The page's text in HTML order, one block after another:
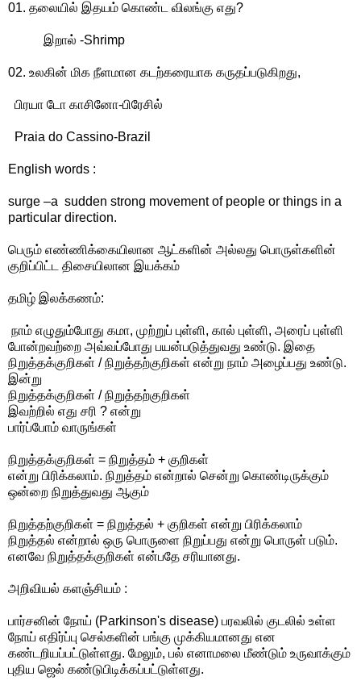
01. தலையில் இதயம் கொண்ட விலங்கு எது?
இறால் -Shrimp
02. உலகின் மிக நீளமான கடற்கரையாக கருதப்படுகிறது,
பிரயா டோ காசினோ-பிரேசில்
Praia do Cassino-Brazil
English words :
surge –a sudden strong movement of people or things in a
particular direction.
பெரும் எண்ணிக்கையிலான ஆட்களின் அல்லது பொருள்களின்
குறிப்பிட்ட திசையிலான இயக்கம்
தமிழ் இலக்கணம்:
நாம் எழுதும்போது கமா, முற்றுப் புள்ளி, கால் புள்ளி, அரைப் புள்ளி
போன்றவற்றை அவ்வப்போது பயன்படுத்துவது உண்டு. இதை
நிறுத்தக்குறிகள் / நிறுத்தற்குறிகள் என்று நாம் அழைப்பது உண்டு.
இன்று
நிறுத்தக்குறிகள் / நிறுத்தற்குறிகள்
இவற்றில் எது சரி ? என்று
பார்ப்போம் வாருங்கள்
நிறுத்தக்குறிகள் = நிறுத்தம் + குறிகள்
என்று பிரிக்கலாம். நிறுத்தம் என்றால் சென்று கொண்டிருக்கும்
ஒன்றை நிறுத்துவது ஆகும்
நிறுத்தற்குறிகள் = நிறுத்தல் + குறிகள் என்று பிரிக்கலாம்
நிறுத்தல் என்றால் ஒரு பொருளை நிறுப்பது என்று பொருள் படும்.
எனவே நிறுத்தக்குறிகள் என்பதே சரியானது.
அறிவியல் களஞ்சியம் :
பார்சனின் நோய் (Parkinson's disease) பரவலில் குடலில் உள்ள
நோய் எதிர்ப்பு செல்களின் பங்கு முக்கியமானது என
கண்டறியப்பட்டுள்ளது. மேலும், பல் எனாமலை மீண்டும் உருவாக்கும்
புதிய ஜெல் கண்டுபிடிக்கப்பட்டுள்ளது.